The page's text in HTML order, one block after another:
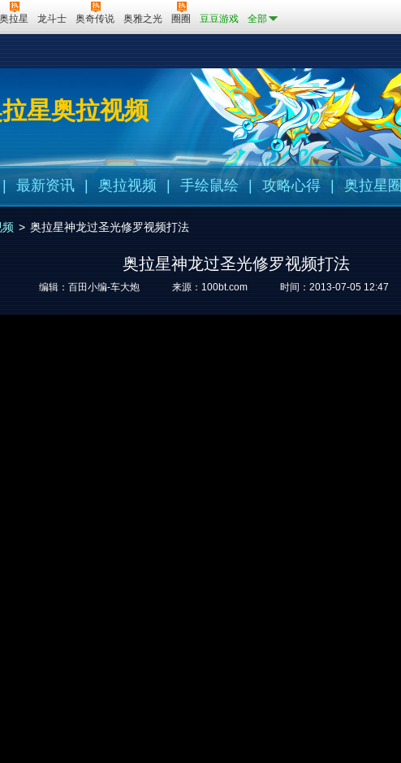
奥拉星 龙斗士 奥奇传说 奥雅之光 圈圈 豆豆游戏 全部
星奥拉视频
最新资讯 奥拉视频 手绘鼠绘 攻略心得 | 奥拉星圈
频 > 奥拉星神龙过圣光修罗视频打法
奥拉星神龙过圣光修罗视频打法
编辑：百田小编-车大炮 来源： 100bt.com 时间：2013-07-05 12:47